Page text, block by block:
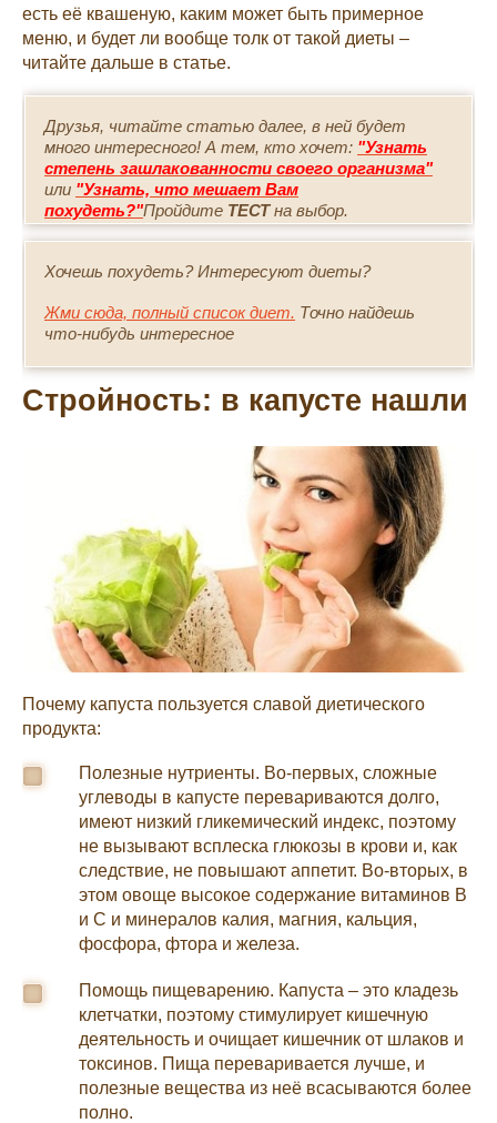
есть её квашеную, каким может быть примерное
меню, и будет ли вообще толк от такой диеты –
читайте дальше в статье.
Друзья, читайте статью далее, в ней будет
много интересного! А тем, кто хочет: "Узнать
степень зашлакованности своего организма"
или "Узнать, что мешает Вам
похудеть?"Пройдите ТЕСТна выбор.
Хочешь похудеть? Интересуют диеты?
Жми сюда, полный список диет. Точно найдешь
что-нибудь интересное
Стройность: в капусте нашли
Почему капуста пользуется славой диетического
продукта:
Полезные нутриенты. Во-первых, сложные
углеводы в капусте перевариваются долго,
имеют низкий гликемический индекс, поэтому
не вызывают всплеска глюкозы в крови и, как
следствие, не повышают аппетит. Во-вторых, в
этом овоще высокое содержание витаминов В
и С и минералов калия, магния, кальция,
фосфора, фтора и железа.
Помощь пищеварению. Капуста – это кладезь
клетчатки, поэтому стимулирует кишечную
деятельность и очищает кишечник от шлаков и
токсинов. Пища переваривается лучше, и
полезные вещества из неё всасываются более
полно.